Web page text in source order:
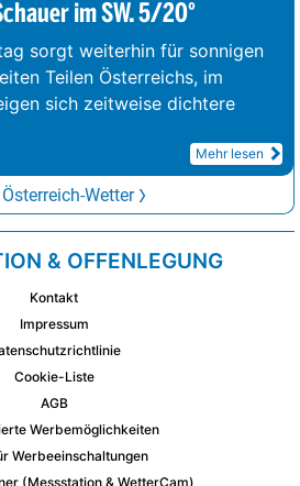
im SW. 5/20°
sorgt weiterhin für sonnigen
Teilen Österreichs, im
sich zeitweise dichtere
Mehr lesen
Wetter
& OFFENLEGUNG
Kontakt
Impressum
Cookie-Liste
AGB
Werbemöglichkeiten
Werbeeinschaltungen
(Messstation & WetterCam)